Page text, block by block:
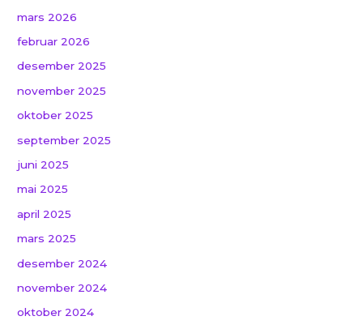
mars 2026
februar 2026
desember 2025
november 2025
oktober 2025
september 2025
juni 2025
mai 2025
april 2025
mars 2025
desember 2024
november 2024
oktober 2024